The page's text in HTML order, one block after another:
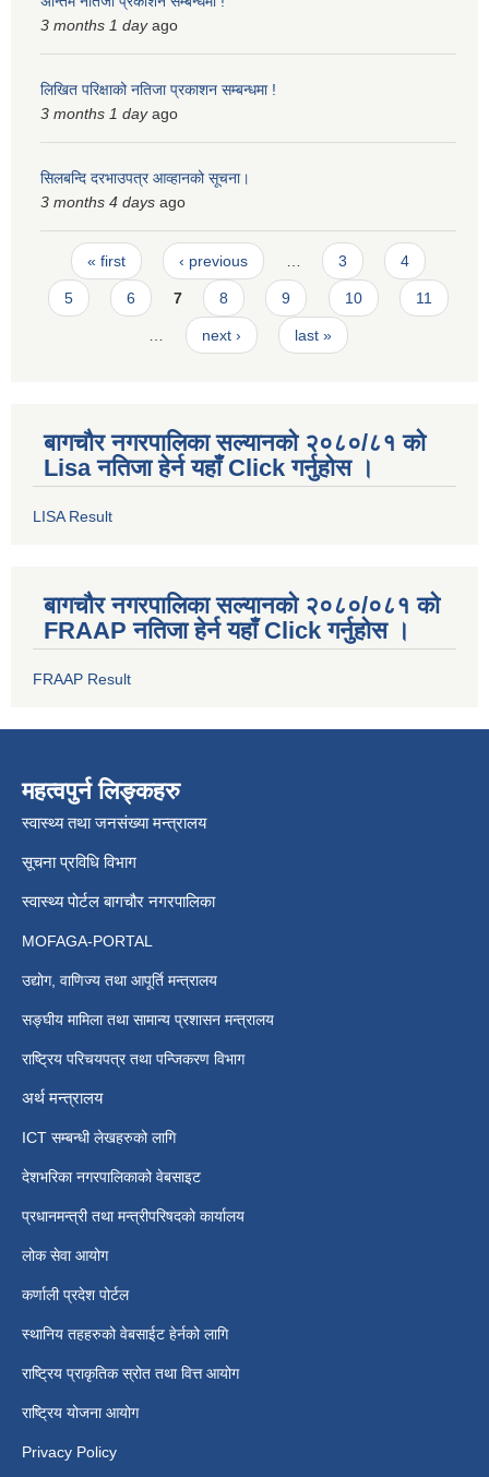
3 months 1 dayago
लिखित परिक्षाको नतिजा प्रकाशन सम्बन्धमा !
3 months 1 dayago
सिलबन्दि दरभाउपत्र आव्हानको सूचना।
3 months 4 days ago
Pages
« first ‹ previous … 3 4
5 6 7 8 9 10 11
… next › last »
बागचौर नगरपालिका सल्यानको २०८०/८१ को
Lisa नतिजा हेर्न यहाँ Click गर्नुहोस ।
LISA Result
बागचौर नगरपालिका सल्यानको २०८०/०८१ को
FRAAP नतिजा हेर्न यहाँ Click गर्नुहोस ।
FRAAP Result
महत्वपुर्न लिङ्कहरु
स्वास्थ्य तथा जनसंख्या मन्त्रालय
सूचना प्रविधि विभाग
स्वास्थ्य पोर्टल बागचौर नगरपालिका
MOFAGA-PORTAL
उद्योग, वाणिज्य तथा आपूर्ति मन्त्रालय
सङ्घीय मामिला तथा सामान्य प्रशासन मन्त्रालय
राष्ट्रिय परिचयपत्र तथा पन्जिकरण विभाग
अर्थ मन्त्रालय
ICT सम्बन्धी लेखहरुको लागि
देशभरिका नगरपालिकाको वेबसाइट
प्रधानमन्त्री तथा मन्त्रीपरिषदको कार्यालय
लोक सेवा आयोग
कर्णाली प्रदेश पोर्टल
स्थानिय तहहरुको वेबसाईट हेर्नको लागि
राष्ट्रिय प्राकृतिक स्रोत तथा वित्त आयोग
राष्ट्रिय योजना आयोग
Privacy Policy